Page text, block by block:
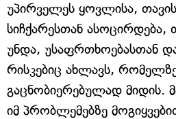
უპირველეს ყოვლისა,
სიჩქარესთან ასოცირდება,
უნდა, უსაფრთხოებასთან
რისკებიც ახლავს,
გაცნობიერებულად მიდის.
იმ პრობლემებზე